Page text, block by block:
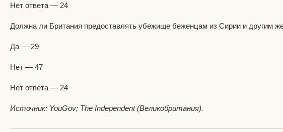
Нет ответа — 24
Должна ли Британия предоставлять убежище беженцам из Сирии и другим
Да — 29
Нет — 47
Нет ответа — 24
Источник: YouGov; The Independent (Великобритания).